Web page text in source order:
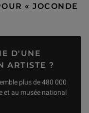
« JOCONDE
D'UNE
ARTISTE ?
plus de 480 000
et au musée national